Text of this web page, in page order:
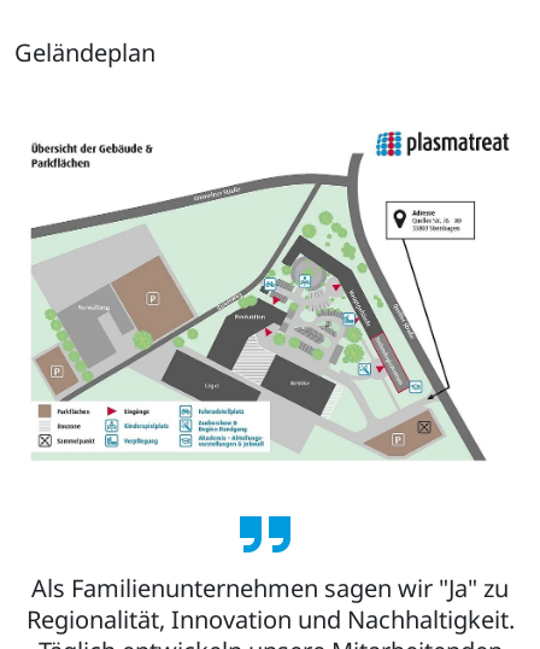
Geländeplan
Als Familienunternehmen sagen wir "Ja" zu
Regionalität, Innovation und Nachhaltigkeit.